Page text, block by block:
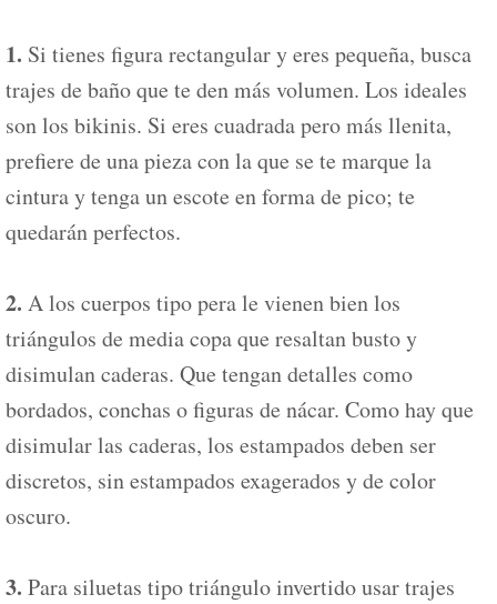
1. Si tienes figura rectangular y eres pequeña, busca
trajes de baño que te den más volumen. Los ideales
son los bikinis. Si eres cuadrada pero más llenita,
prefiere de una pieza con la que se te marque la
cintura y tenga un escote en forma de pico; te
quedarán perfectos.
2. A los cuerpos tipo pera le vienen bien los
triángulos de media copa que resaltan busto y
disimulan caderas. Que tengan detalles como
bordados, conchas o figuras de nácar. Como hay que
disimular las caderas, los estampados deben ser
discretos, sin estampados exagerados y de color
oscuro.
3. Para siluetas tipo triángulo invertido usar trajes